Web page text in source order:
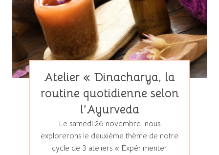
Atelier « Dinacharya, la
routine quotidienne selon
l’Ayurveda
Le samedi 26 novembre, nous
explorerons le deuxième thème de notre
cycle de 3 ateliers « Expérimenter